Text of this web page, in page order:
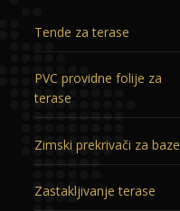
Tende za terase
PVC providne folije za
terase
Zimski prekrivači za
Zastakljivanje terase